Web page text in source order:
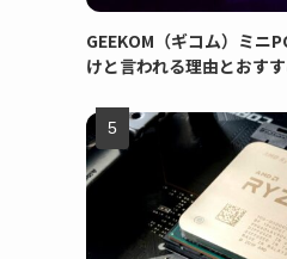
GEEKOM（ギコム）ミニ
けと言われる理由とおす